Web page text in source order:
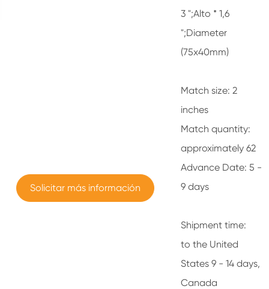
Solicitar más información
3 ";Alto * 1,6
";Diameter
(75x40mm)
Match size: 2
inches
Match quantity:
approximately 62
Advance Date: 5 -
9 days
Shipment time:
to the United
States 9 - 14 days,
Canada